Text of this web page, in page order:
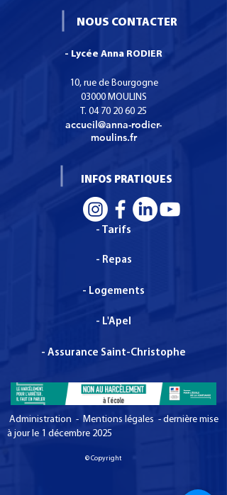
permettre ainsi d'acheter sur votre
site en toute sécurité.
sur vos modes de livraison afin de
rassurer vos clients et gagner leur
NOUS CONTACTER
- Lycée Anna RODIER
10, rue de Bourgogne
03000 MOULINS
T. 04 70 20 60 25
accueil@anna-rodier-
moulins.fr
INFOS PRATIQUES
- Tarifs
- Repas
- Logements
- L'Apel
- Assurance Saint-Christophe
Administration - Mentions légales - dernière mise
à jour le 1 décembre 2025
© Copyright